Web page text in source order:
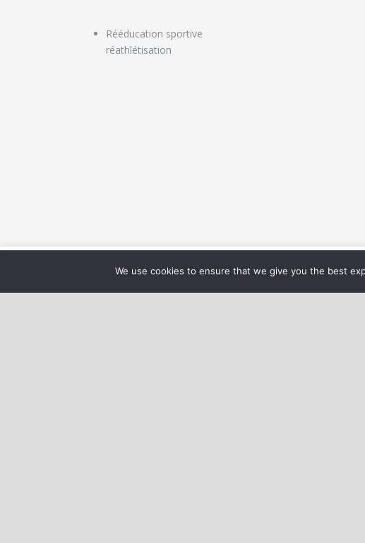
Rééducation sportive
réathlétisation
Nous utilisons des cookies pour vous
We use cookies to ensure that we give you the best